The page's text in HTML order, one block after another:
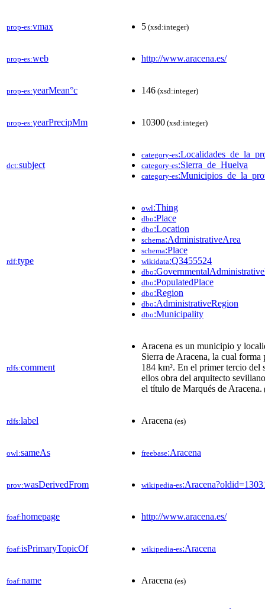
prop-es:vmax 5 (xsd:integer)
prop-es:web http://www.aracena.es/
prop-es:yearMean°c 146 (xsd:integer)
prop-es:yearPrecipMm 10300 (xsd:integer)
dct:subject
category-es
category-es:Sierra_de_Huelva
category-es
rdf:type
owl:Thing
dbo:Place
dbo:Location
schema:AdministrativeArea
schema:Place
wikidata:Q3455524
dbo
dbo:PopulatedPlace
dbo:Region
dbo:AdministrativeRegion
dbo:Municipality
rdfs:comment
Aracena es un municipio y
Sierra de Aracena, la cual
184 km². En el primer tercio
ellos obra del arquitecto
el título de Marqués de Aracena.
rdfs:label Aracena (es)
owl:sameAs freebase:Aracena
prov:wasDerivedFrom wikipedia-es
foaf:homepage http://www.aracena.es/
foaf:isPrimaryTopicOf wikipedia-es:Aracena
foaf:name Aracena (es)